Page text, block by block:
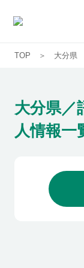
TOP 大分県
大分県／
人情報一